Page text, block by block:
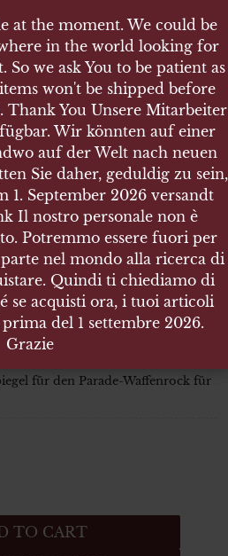
FÜR DEN
FÜR OFFIZIERE DER
Kragenspiegel
Waffenrock für
für den Parade-Waffenrock für
TO CART
at the moment. We could be
in the world looking for
So we ask You to be patient as
won't be shipped before
Thank You Unsere Mitarbeiter
Wir könnten auf einer
auf der Welt nach neuen
Sie daher, geduldig zu sein,
1. September 2026 versandt
Il nostro personale non è
Potremmo essere fuori per
nel mondo alla ricerca di
Quindi ti chiediamo di
se acquisti ora, i tuoi articoli
del 1 settembre 2026.
Grazie
at the moment. We could be
in the world looking for
So we ask You to be patient as
won't be shipped before
Thank You Unsere Mitarbeiter
Wir könnten auf einer
auf der Welt nach neuen
Sie daher, geduldig zu sein,
1. September 2026 versandt
Il nostro personale non è
Potremmo essere fuori per
nel mondo alla ricerca di
Quindi ti chiediamo di
se acquisti ora, i tuoi articoli
del 1 settembre 2026.
Grazie